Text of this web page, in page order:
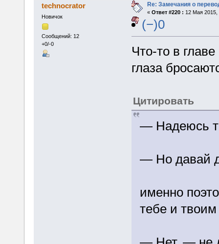
technocrator
Новичок
Сообщений: 12
+0/-0
Re: Замечания о
« Ответ #220 : 12 Мая 2015,
(−)0
Что-то в
глаза
Цитировать
— Надеюсь
— Но давай
именно
тебе и